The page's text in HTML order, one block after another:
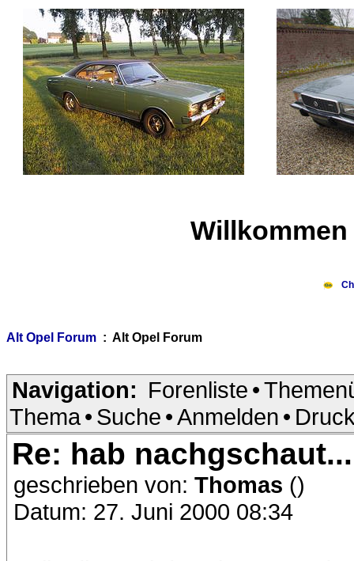
Alt Opel Forum : Alt Opel Forum
Navigation: Forenliste •
Thema• Suche •Anmelden •
Re: hab
geschrieben von: Thomas ()
Datum: 27. Juni 2000 08:34